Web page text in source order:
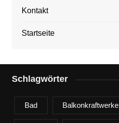
Kontakt
Startseite
Schlagwörter
Bad Balkonkraftwerke